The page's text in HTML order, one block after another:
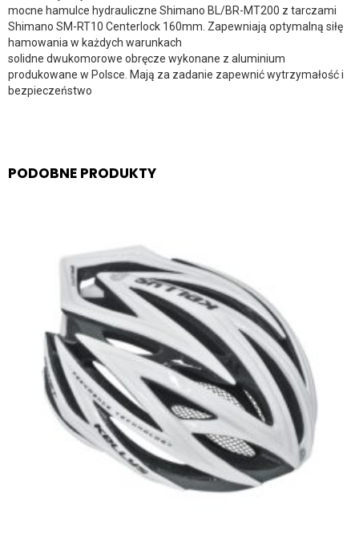
mocne hamulce hydrauliczne Shimano BL/BR-MT200 z tarczami
Shimano SM-RT10 Centerlock 160mm. Zapewniają optymalną siłę
hamowania w każdych warunkach
solidne dwukomorowe obręcze wykonane z aluminium
produkowane w Polsce. Mają za zadanie zapewnić wytrzymałość i
bezpieczeństwo
PODOBNE PRODUKTY